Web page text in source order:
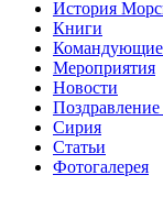
История
Книги
Мероприятия
Новости
Сирия
Статьи
Фотогалерея